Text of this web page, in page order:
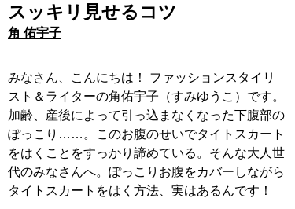
スッキリ見せるコツ
角 佑宇子
みなさん、こんにちは！ ファッションスタイリ
スト＆ライターの角佑宇子（すみゆうこ）です。
加齢、産後によって引っ込まなくなった下腹部の
ぽっこり……。このお腹のせいでタイトスカート
をはくことをすっかり諦めている。そんな大人世
代のみなさんへ。ぽっこりお腹をカバーしながら
タイトスカートをはく方法、実はあるんです！